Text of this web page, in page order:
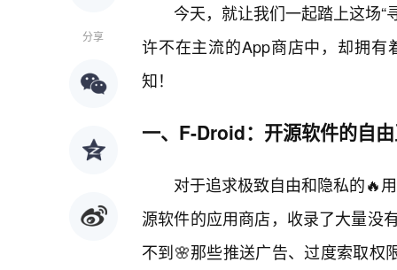
分享
今天，就让我们一起踏上这场“
许不在主流的App商店中，却拥
知！
一、F-Droid：开源软件的自
对于追求极致自由和隐私的🔥
源软件的应用商店，收录了大量没
不到🌸那些推送广告、过度索取权